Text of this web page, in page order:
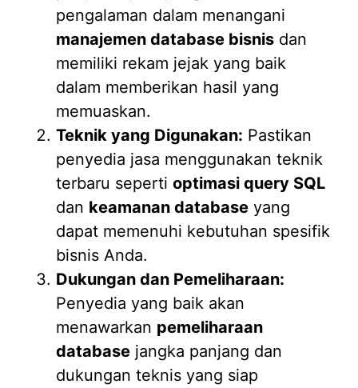
pengalaman dalam menangani
manajemen database bisnis dan
memiliki rekam jejak yang baik
dalam memberikan hasil yang
memuaskan.
Teknik yang Digunakan: Pastikan
penyedia jasa menggunakan teknik
terbaru seperti optimasi query SQL
dan keamanan database yang
dapat memenuhi kebutuhan spesifik
bisnis Anda.
Dukungan dan Pemeliharaan:
Penyedia yang baik akan
menawarkan pemeliharaan
database jangka panjang dan
dukungan teknis yang siap